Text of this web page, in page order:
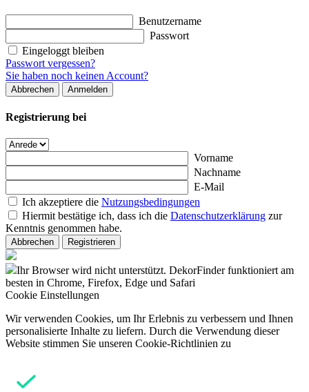
Benutzername
Passwort
Eingeloggt bleiben
Passwort vergessen?
Sie haben noch keinen Account?
Abbrechen Anmelden
Registrierung bei
Vorname
Nachname
E-Mail
Ich akzeptiere die Nutzungsbedingungen
Hiermit bestätige ich, dass ich die Datenschutzerklärung zur
Kenntnis genommen habe.
Abbrechen Registrieren
Ihr Browser wird nicht unterstützt. DekorFinder funktioniert am
besten in Chrome, Firefox, Edge und Safari
Cookie Einstellungen
Wir verwenden Cookies, um Ihr Erlebnis zu verbessern und Ihnen
personalisierte Inhalte zu liefern. Durch die Verwendung dieser
Website stimmen Sie unseren Cookie-Richtlinien zu